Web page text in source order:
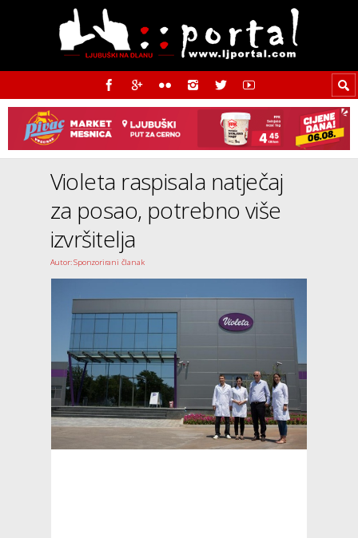
Violeta raspisala natječaj
za posao, potrebno više
izvršitelja
Autor: Sponzorirani članak